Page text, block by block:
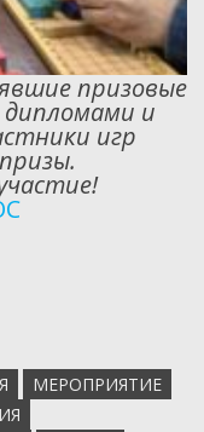
призовые
и
игр
МЕРОПРИЯТИЕ